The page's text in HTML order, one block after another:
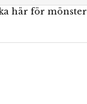
här för mönster